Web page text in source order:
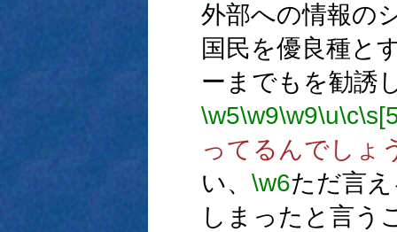
外部への情報の
国民を優良種と
ーまでもを勧誘
\w5\w9\w9\u\c
ってるんでしょ
い、 \w6ただ言
しまったと言う